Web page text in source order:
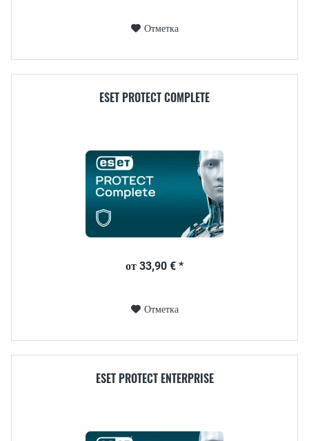
Отметка
ESET PROTECT COMPLETE
от 33,90 € *
Отметка
ESET PROTECT ENTERPRISE